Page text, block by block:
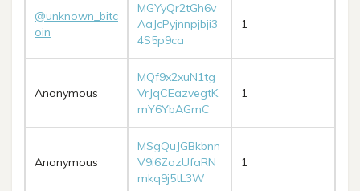
@unknown_bitc
oin
MGYyQr2tGh6v
AaJcPyjnnpjbji3
4S5p9ca
1
Anonymous
MQf9x2xuN1tg
VrJqCEazvegtK
mY6YbAGmC
1
Anonymous
MSgQuJGBkbnn
V9i6ZozUfaRN
mkq9j5tL3W
1